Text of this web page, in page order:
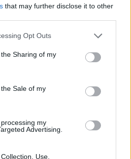
that may further disclose it to other
Opt Outs
Sharing of my
Sale of my
my
Advertising.
Use,
&